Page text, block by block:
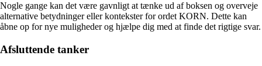
Nogle gange kan det være gavnligt at tænke ud af boksen og overveje
alternative betydninger eller kontekster for ordet KORN. Dette kan
åbne op for nye muligheder og hjælpe dig med at finde det rigtige svar.
Afsluttende tanker